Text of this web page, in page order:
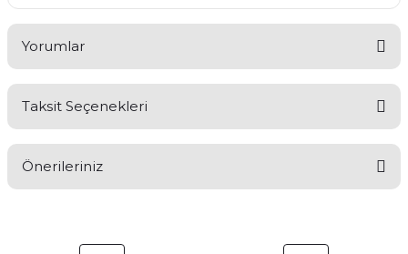
Yorumlar
Yorum Yaz
Taksit Seçenekleri
Önerileriniz
konularda yetersiz gördüğünüz noktaları öneri formunu